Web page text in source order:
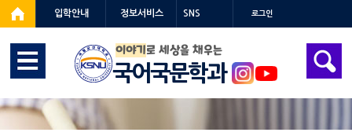
입학안내 정보서비스 SNS 로그인
이야기로 세상을 채우는
국어국문학과